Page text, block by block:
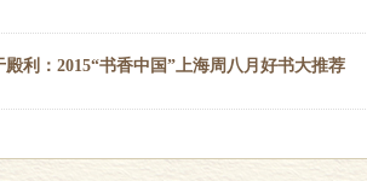
殿利：2015“书香中国”上海周八月好书大推荐